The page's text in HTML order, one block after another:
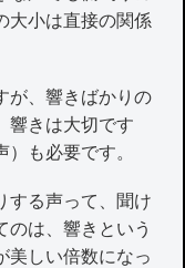
大小は直接の関係
が、響きばかりの
響きは大切です
も必要です。
する声って、聞け
のは、響きという
美しい倍数になっ